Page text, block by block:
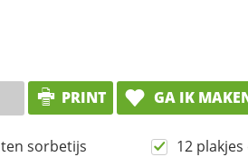
PRINT GA IK
sorbetijs
12